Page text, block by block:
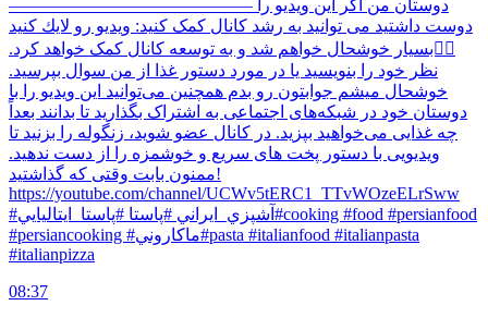
—————————————— دوستان من اگر این ویدیو را
دوست داشتید می توانید به رشد کانال کمک کنید: ویدیو رو لايك كنيد
👍🏼بسیار خوشحال خواهم شد و به توسعه کانال کمک خواهد کرد.
نظر خود را بنویسید یا در مورد دستور غذا از من سوال بپرسید.
خوشحال میشم جوابتون رو بدم همچنین می‌توانید این ویدیو را با
دوستان خود در شبکه‌های اجتماعی به اشتراک بگذارید تا بدانند بعداً
چه غذایی می‌خواهید بپزید. در کانال عضو شوید، زنگوله را بزنید تا
ویدیویی با دستور پخت های سریع و خوشمزه را از دست ندهید.
ممنون بابت وقتی که گذاشتید!
https://youtube.com/channel/UCWv5tERC1_TTvWOzeELrSww
#آشپزي_ايراني #پاستا #پاستا_ايتاليايي#cooking #food #persianfood
#persiancooking #ماكاروني#pasta #italianfood #italianpasta
#italianpizza
08:37